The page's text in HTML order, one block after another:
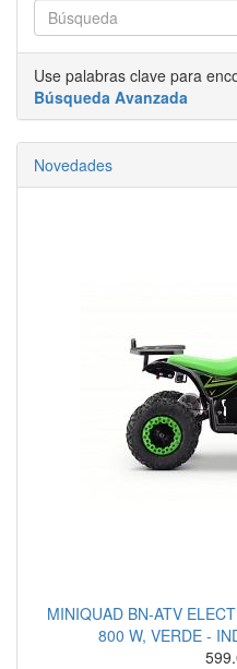
Use palabras clave para
Búsqueda Avanzada
Novedades
MINIQUAD BN-ATV
800 W, VERDE -